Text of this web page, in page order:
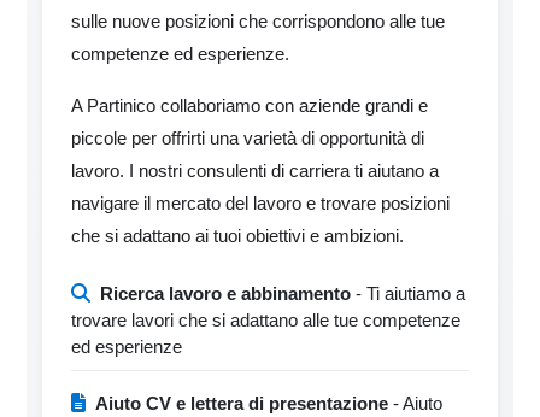
sulle nuove posizioni che corrispondono alle tue
competenze ed esperienze.
A Partinico collaboriamo con aziende grandi e
piccole per offrirti una varietà di opportunità di
lavoro. I nostri consulenti di carriera ti aiutano a
navigare il mercato del lavoro e trovare posizioni
che si adattano ai tuoi obiettivi e ambizioni.
Ricerca lavoro e abbinamento - Ti aiutiamo a
trovare lavori che si adattano alle tue competenze
ed esperienze
Aiuto CV e lettera di presentazione - Aiuto